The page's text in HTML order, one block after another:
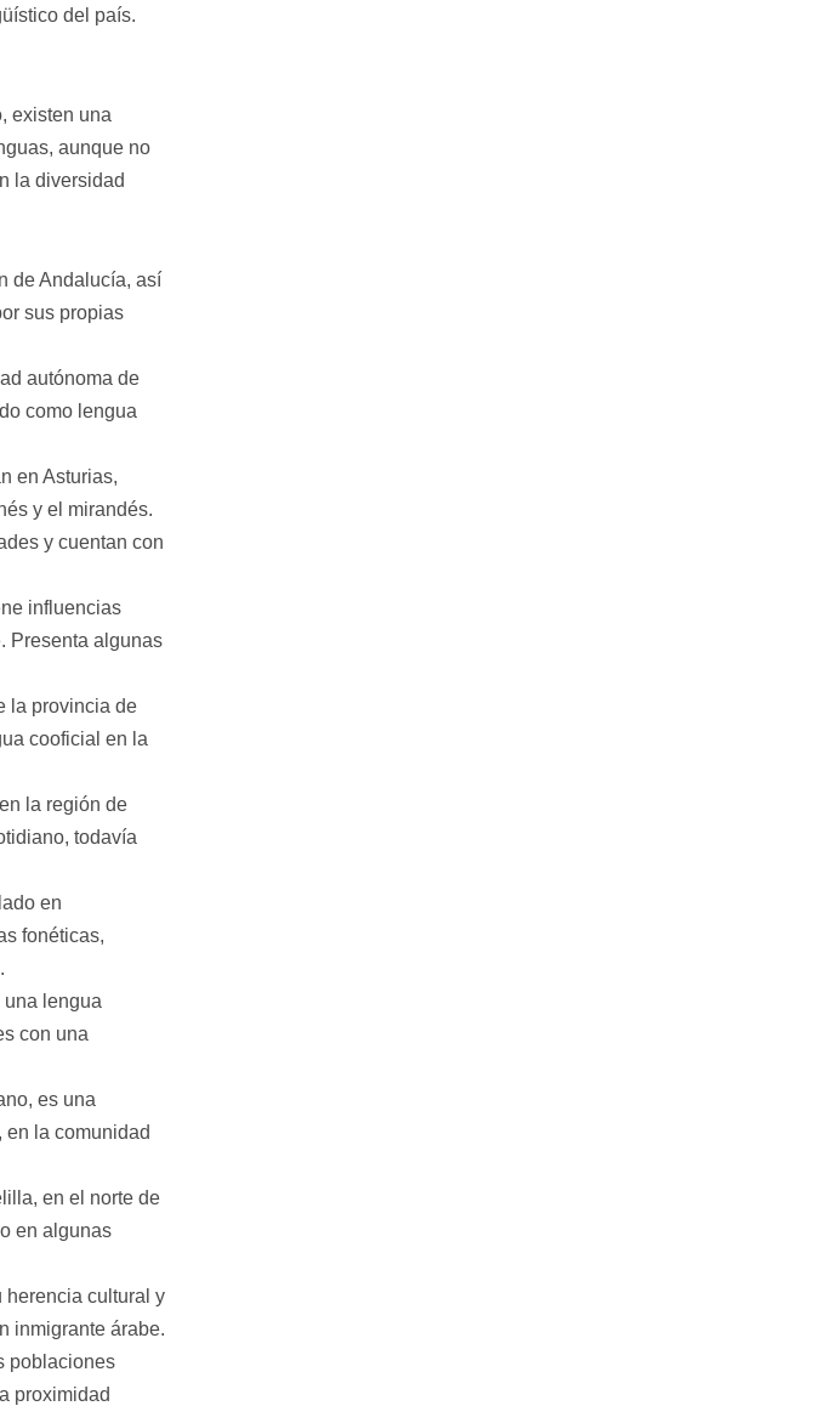
del país.
existen una
aunque no
la diversidad
de Andalucía, así
sus propias
autónoma de
como lengua
en Asturias,
y el mirandés.
y cuentan con
influencias
Presenta algunas
la provincia de
cooficial en la
la región de
todavía
en
fonéticas,
lengua
con una
es una
la comunidad
en el norte de
en algunas
herencia cultural y
inmigrante árabe.
poblaciones
proximidad